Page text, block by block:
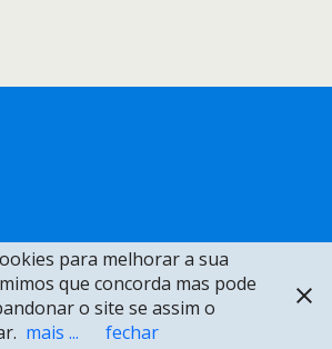
para melhorar a sua
que concorda mas pode
o site se assim o
mais ... fechar